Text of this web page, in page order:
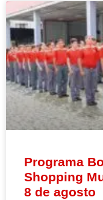
Programa
Shopping
8 de agosto